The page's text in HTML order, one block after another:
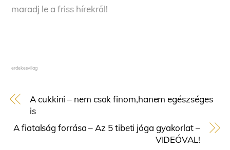
maradj le a friss hírekről!
erdekesvilag
A cukkini – nem csak finom,hanem egészséges
is
A fiatalság forrása – Az 5 tibeti jóga gyakorlat –
VIDEÓVAL!